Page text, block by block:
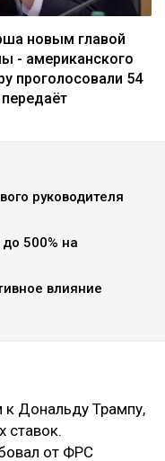
новым главой
- американского
проголосовали 54
руководителя
500% на
влияние
Дональду Трампу,
ставок.
от ФРС